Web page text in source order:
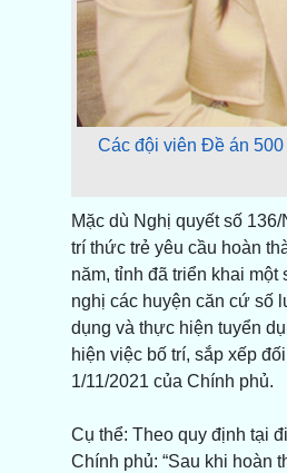
Các đội viên Đề án
Mặc dù Nghị quyết số
trí thức trẻ yêu cầu hoàn
năm, tỉnh đã triển khai
nghị các huyện căn cứ số
dụng và thực hiện tuyển
hiện việc bố trí, sắp xếp
1/11/2021 của Chính phủ.
Cụ thể: Theo quy định tại
Chính phủ: “Sau khi hoàn